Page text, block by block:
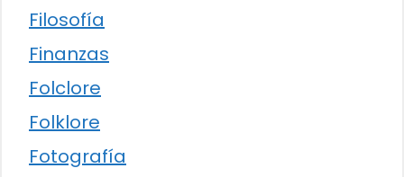
Filosofía
Finanzas
Folclore
Folklore
Fotografía